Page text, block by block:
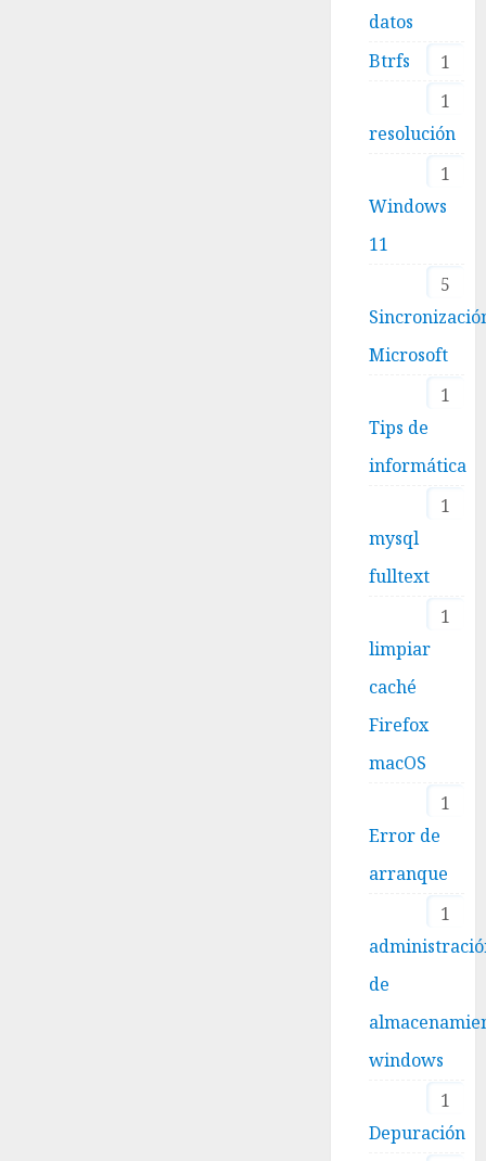
datos
1
Btrfs
1
resolución
1
Windows
11
5
Microsoft
1
Tips de
informática
1
mysql
fulltext
1
limpiar
caché
Firefox
macOS
1
Error de
arranque
1
de
windows
1
Depuración